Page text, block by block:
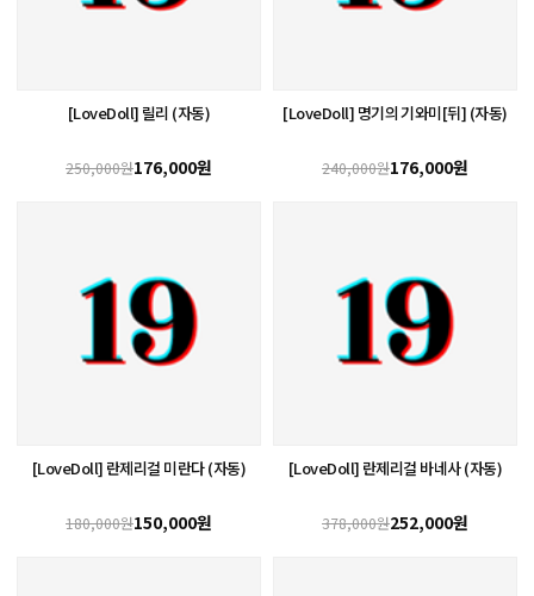
[LoveDoll] 릴리 (자동)
250,000원176,000원
[LoveDoll] 명기의 기와미[뒤] (자동)
240,000원176,000원
[LoveDoll] 란제리걸 미란다 (자동)
180,000원150,000원
[LoveDoll] 란제리걸 바네사 (자동)
378,000원252,000원